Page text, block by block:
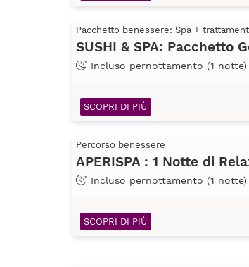
Pacchetto benessere: Spa +
SUSHI & SPA: Pacchetto
Incluso pernottamento (1 notte)
SCOPRI DI PIÙ
Percorso benessere
APERISPA : 1 Notte di
Incluso pernottamento (1 notte)
SCOPRI DI PIÙ